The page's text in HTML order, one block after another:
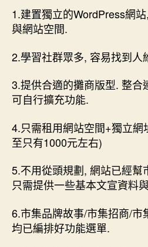
1.建置獨立的WordPress網
與網站空間.
2.學習社群眾多, 容易找到人
3.提供合適的攤商版型. 整合
可自行擴充功能.
4.只需租用網站空間+獨立網
至只有1000元左右)
5.不用從頭規劃, 網站已經幫
只需提供一些基本文宣資料
6.市集品牌故事/市集招商/市
均已編排好功能選單.